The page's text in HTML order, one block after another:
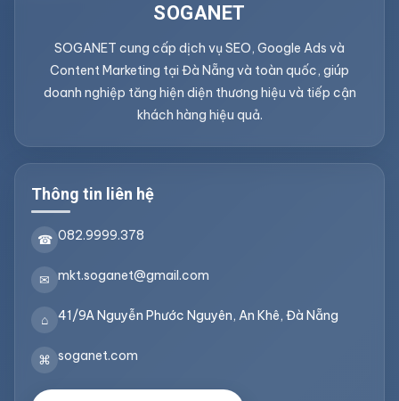
SOGANET
SOGANET cung cấp dịch vụ SEO, Google Ads và
Content Marketing tại Đà Nẵng và toàn quốc, giúp
doanh nghiệp tăng hiện diện thương hiệu và tiếp cận
khách hàng hiệu quả.
Thông tin liên hệ
☎ 082.9999.378
✉ mkt.soganet@gmail.com
⌂ 41/9A Nguyễn Phước Nguyên, An Khê, Đà Nẵng
⌘ soganet.com